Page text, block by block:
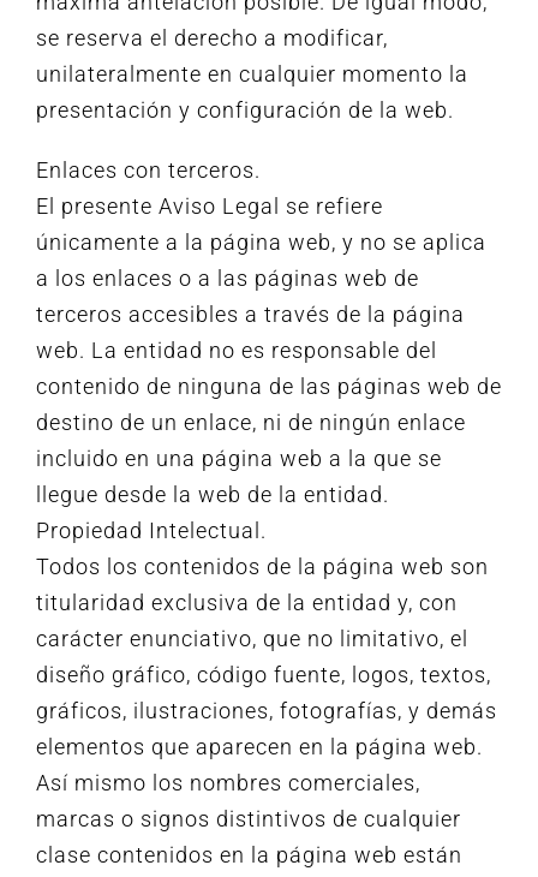
se reserva el derecho a modificar,
unilateralmente en cualquier momento la
presentación y configuración de la web.
Enlaces con terceros.
El presente Aviso Legal se refiere
únicamente a la página web, y no se aplica
a los enlaces o a las páginas web de
terceros accesibles a través de la página
web. La entidad no es responsable del
contenido de ninguna de las páginas web de
destino de un enlace, ni de ningún enlace
incluido en una página web a la que se
llegue desde la web de la entidad.
Propiedad Intelectual.
Todos los contenidos de la página web son
titularidad exclusiva de la entidad y, con
carácter enunciativo, que no limitativo, el
diseño gráfico, código fuente, logos, textos,
gráficos, ilustraciones, fotografías, y demás
elementos que aparecen en la página web.
Así mismo los nombres comerciales,
marcas o signos distintivos de cualquier
clase contenidos en la página web están